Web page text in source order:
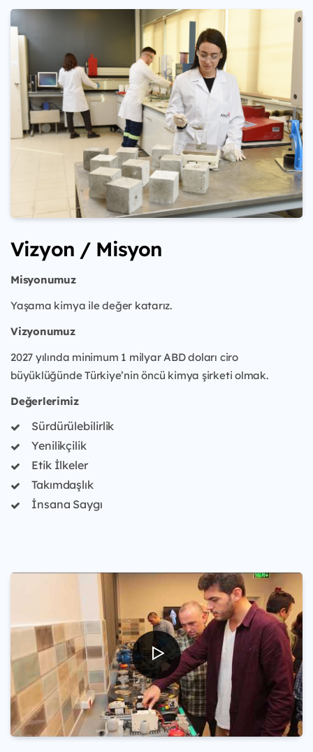
Vizyon / Misyon
Misyonumuz
Yaşama kimya ile değer katarız.
Vizyonumuz
2027 yılında minimum 1 milyar ABD doları ciro
büyüklüğünde Türkiye’nin öncü kimya şirketi olmak.
Değerlerimiz
Sürdürülebilirlik
Yenilikçilik
Etik İlkeler
Takımdaşlık
İnsana Saygı